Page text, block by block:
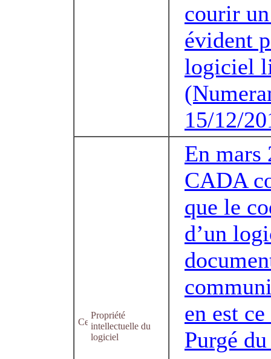
courir
évident
logiciel
15/12/
Propriété
intellectuelle du
logiciel
En mars
CADA
que le
d’un
en est
Purgé